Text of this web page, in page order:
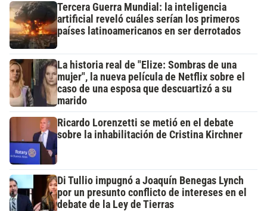
Tercera Guerra Mundial: la inteligencia
artificial reveló cuáles serían los primeros
países latinoamericanos en ser derrotados
La historia real de "Elize: Sombras de una
mujer", la nueva película de Netflix sobre el
caso de una esposa que descuartizó a su
marido
Ricardo Lorenzetti se metió en el debate
sobre la inhabilitación de Cristina Kirchner
Di Tullio impugnó a Joaquín Benegas Lynch
por un presunto conflicto de intereses en el
debate de la Ley de Tierras